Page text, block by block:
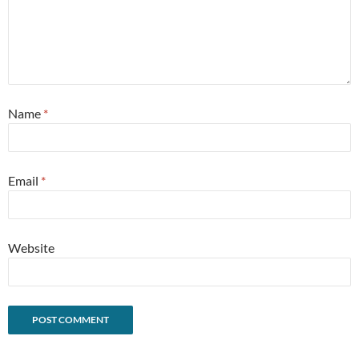
Name *
Email *
Website